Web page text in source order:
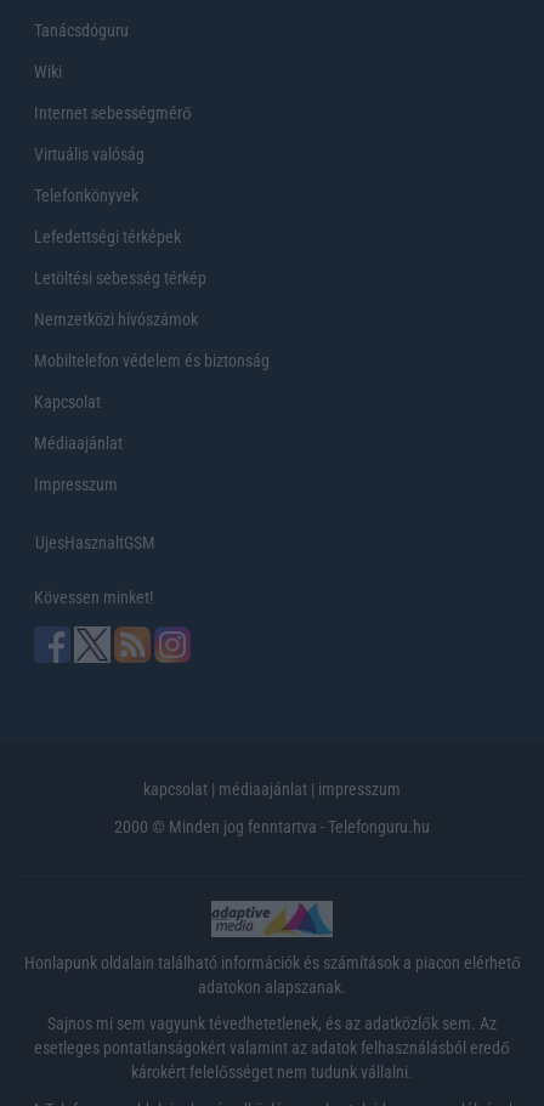
Tanácsdóguru
Wiki
Internet sebességmérő
Virtuális valóság
Telefonkönyvek
Lefedettségi térképek
Letöltési sebesség térkép
Nemzetközi hívószámok
Mobiltelefon védelem és biztonság
Kapcsolat
Médiaajánlat
Impresszum
UjesHasznaltGSM
Kövessen minket!
kapcsolat | médiaajánlat | impresszum
2000 © Minden jog fenntartva - Telefonguru.hu
Honlapunk oldalain található információk és számítások a piacon elérhető
adatokon alapszanak.
Sajnos mi sem vagyunk tévedhetetlenek, és az adatközlők sem. Az
esetleges pontatlanságokért valamint az adatok felhasználásból eredő
károkért felelősséget nem tudunk vállalni.